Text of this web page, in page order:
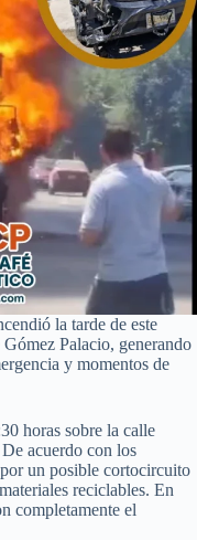
la tarde de este
Palacio, generando
y momentos de
horas sobre la calle
acuerdo con los
un posible cortocircuito
reciclables. En
completamente el